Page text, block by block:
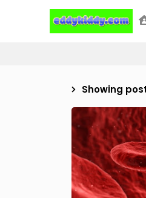
Showing